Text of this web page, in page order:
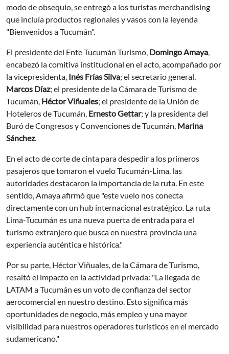
modo de obsequio, se entregó a los turistas merchandising
que incluía productos regionales y vasos con la leyenda
"Bienvenidos a Tucumán".
El presidente del Ente Tucumán Turismo, Domingo Amaya,
encabezó la comitiva institucional en el acto, acompañado por
la vicepresidenta, Inés Frías Silva; el secretario general,
Marcos Díaz; el presidente de la Cámara de Turismo de
Tucumán, Héctor Viñuales; el presidente de la Unión de
Hoteleros de Tucumán, Ernesto Gettar; y la presidenta del
Buró de Congresos y Convenciones de Tucumán, Marina
Sánchez.
En el acto de corte de cinta para despedir a los primeros
pasajeros que tomaron el vuelo Tucumán-Lima, las
autoridades destacaron la importancia de la ruta. En este
sentido, Amaya afirmó que "este vuelo nos conecta
directamente con un hub internacional estratégico. La ruta
Lima-Tucumán es una nueva puerta de entrada para el
turismo extranjero que busca en nuestra provincia una
experiencia auténtica e histórica."
Por su parte, Héctor Viñuales, de la Cámara de Turismo,
resaltó el impacto en la actividad privada: "La llegada de
LATAM a Tucumán es un voto de confianza del sector
aerocomercial en nuestro destino. Esto significa más
oportunidades de negocio, más empleo y una mayor
visibilidad para nuestros operadores turísticos en el mercado
sudamericano."